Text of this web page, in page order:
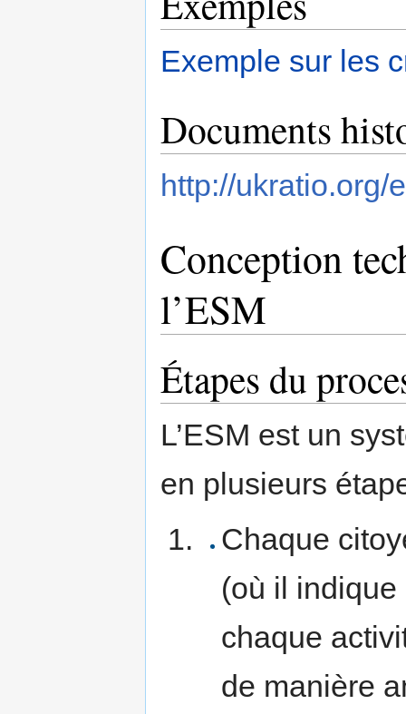
Exemple sur les
Documents
http://ukratio.org/
Conception
l’ESM
Étapes du
L’ESM est un
en plusieurs
Chaque
(où il
chaque
de manière